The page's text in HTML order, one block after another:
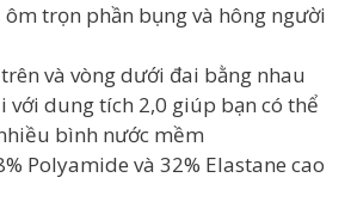
trọn phần bụng và hông người
và vòng dưới đai bằng nhau
với dung tích 2,0 giúp bạn có thể
bình nước mềm
Polyamide và 32% Elastane cao